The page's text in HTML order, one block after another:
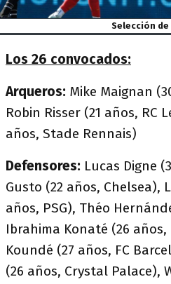
Selección de
Los 26 convocados:
Arqueros: Mike Maignan
Robin Risser (21 años, RC
años, Stade Rennais)
Defensores: Lucas Digne
Gusto (22 años, Chelsea),
años, PSG), Théo
Ibrahima Konaté (26 años,
Koundé (27 años, FC
(26 años, Crystal Palace),